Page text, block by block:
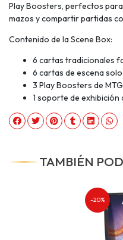
Play Boosters, perfectos
mazos y compartir partidas
Contenido de la Scene Box:
6 cartas tradicionales
6 cartas de escena
3 Play Boosters de MTG
1 soporte de exhibición
TAMBIÉN
-20%